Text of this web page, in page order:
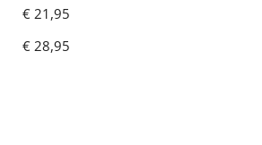
€ 21,95
€ 28,95